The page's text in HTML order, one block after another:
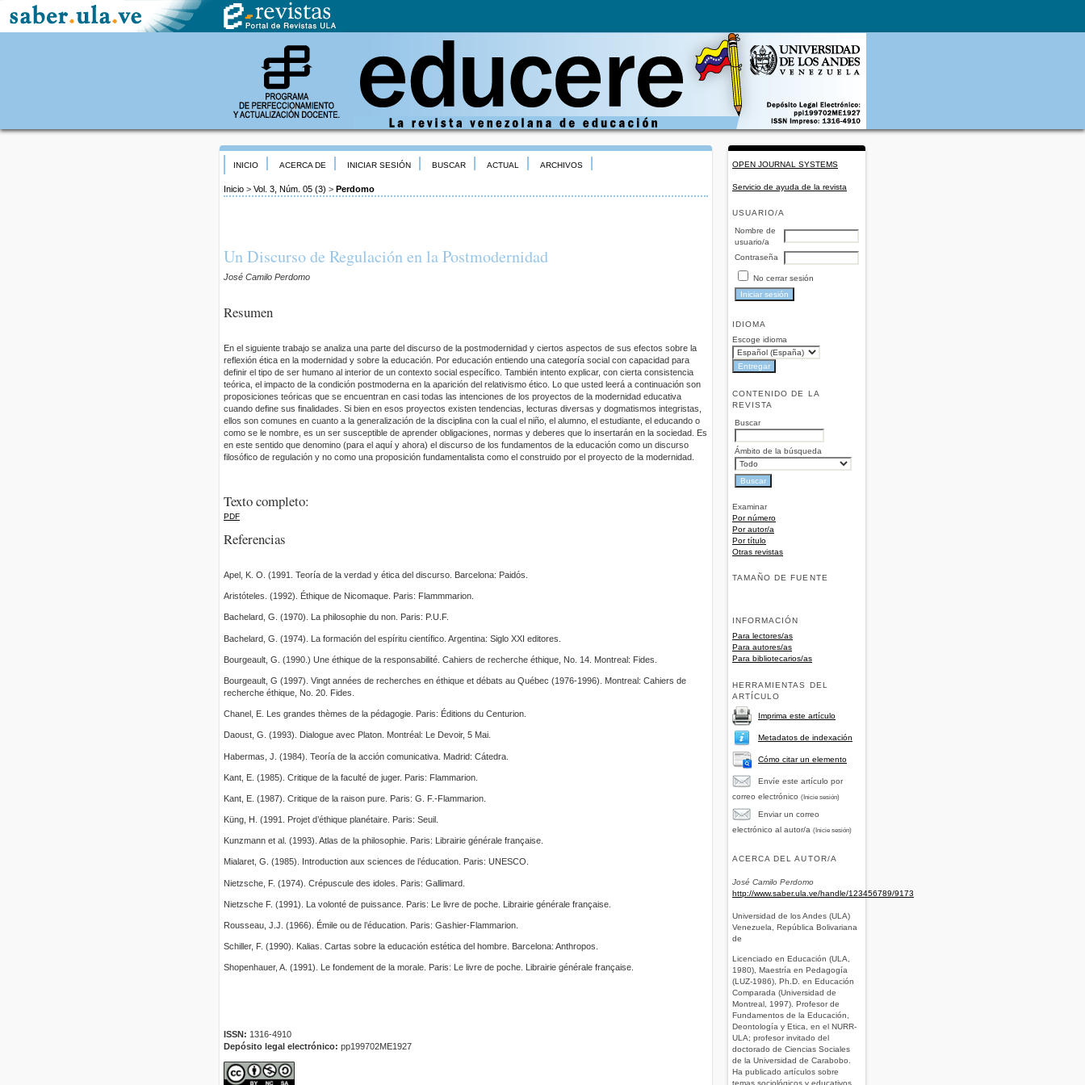
OPEN JOURNAL SYSTEMS
Servicio de ayuda de la revista
USUARIO/A
Nombre de
usuario/a
Contraseña
No cerrar sesión
IDIOMA
Escoge idioma
CONTENIDO DE LA
REVISTA
Buscar
Ámbito de la búsqueda
Examinar
Por número
Por autor/a
Por título
Otras revistas
TAMAÑO DE FUENTE
INFORMACIÓN
Para lectores/as
Para autores/as
Para bibliotecarios/as
HERRAMIENTAS DEL
ARTÍCULO
Imprima este artículo
Metadatos de indexación
Cómo citar un elemento
Envíe este artículo por
correo electrónico (Inicie sesión)
Enviar un correo
electrónico al autor/a (Inicie sesión)
ACERCA DEL AUTOR/A
José Camilo Perdomo
http://www.saber.ula.ve/handle/123456789/9173
Universidad de los Andes (ULA)
Venezuela, República Bolivariana
de
Licenciado en Educación (ULA,
1980), Maestría en Pedagogía
(LUZ-1986), Ph.D. en Educación
Comparada (Universidad de
Montreal, 1997). Profesor de
Fundamentos de la Educación,
Deontología y Etica, en el NURR-
ULA; profesor invitado del
doctorado de Ciencias Sociales
de la Universidad de Carabobo.
Ha publicado artículos sobre
temas sociológicos y educativos
INICIO ACERCA DE INICIAR SESIÓN BUSCAR ACTUAL ARCHIVOS
Inicio > Vol. 3, Núm. 05 (3) > Perdomo
Un Discurso de Regulación en la Postmodernidad
José Camilo Perdomo
Resumen
En el siguiente trabajo se analiza una parte del discurso de la postmodernidad y ciertos aspectos de sus efectos sobre la
reflexión ética en la modernidad y sobre la educación. Por educación entiendo una categoría social con capacidad para
definir el tipo de ser humano al interior de un contexto social específico. También intento explicar, con cierta consistencia
teórica, el impacto de la condición postmoderna en la aparición del relativismo ético. Lo que usted leerá a continuación son
proposiciones teóricas que se encuentran en casi todas las intenciones de los proyectos de la modernidad educativa
cuando define sus finalidades. Si bien en esos proyectos existen tendencias, lecturas diversas y dogmatismos integristas,
ellos son comunes en cuanto a la generalización de la disciplina con la cual el niño, el alumno, el estudiante, el educando o
como se le nombre, es un ser susceptible de aprender obligaciones, normas y deberes que lo insertarán en la sociedad. Es
en este sentido que denomino (para el aquí y ahora) el discurso de los fundamentos de la educación como un discurso
filosófico de regulación y no como una proposición fundamentalista como el construido por el proyecto de la modernidad.
Texto completo:
PDF
Referencias
Apel, K. O. (1991. Teoría de la verdad y ética del discurso. Barcelona: Paidós.
Aristóteles. (1992). Éthique de Nicomaque. Paris: Flammmarion.
Bachelard, G. (1970). La philosophie du non. Paris: P.U.F.
Bachelard, G. (1974). La formación del espíritu científico. Argentina: Siglo XXI editores.
Bourgeault, G. (1990.) Une éthique de la responsabilité. Cahiers de recherche éthique, No. 14. Montreal: Fides.
Bourgeault, G (1997). Vingt années de recherches en éthique et débats au Québec (1976-1996). Montreal: Cahiers de
recherche éthique, No. 20. Fides.
Chanel, E. Les grandes thèmes de la pédagogie. Paris: Éditions du Centurion.
Daoust, G. (1993). Dialogue avec Platon. Montréal: Le Devoir, 5 Mai.
Habermas, J. (1984). Teoría de la acción comunicativa. Madrid: Cátedra.
Kant, E. (1985). Critique de la faculté de juger. Paris: Flammarion.
Kant, E. (1987). Critique de la raison pure. Paris: G. F.-Flammarion.
Küng, H. (1991. Projet d’éthique planétaire. Paris: Seuil.
Kunzmann et al. (1993). Atlas de la philosophie. Paris: Librairie générale française.
Mialaret, G. (1985). Introduction aux sciences de l’éducation. Paris: UNESCO.
Nietzsche, F. (1974). Crépuscule des idoles. Paris: Gallimard.
Nietzsche F. (1991). La volonté de puissance. Paris: Le livre de poche. Librairie générale française.
Rousseau, J.J. (1966). Émile ou de l’éducation. Paris: Gashier-Flammarion.
Schiller, F. (1990). Kalias. Cartas sobre la educación estética del hombre. Barcelona: Anthropos.
Shopenhauer, A. (1991). Le fondement de la morale. Paris: Le livre de poche. Librairie générale française.
ISSN: 1316-4910
Depósito legal electrónico: pp199702ME1927